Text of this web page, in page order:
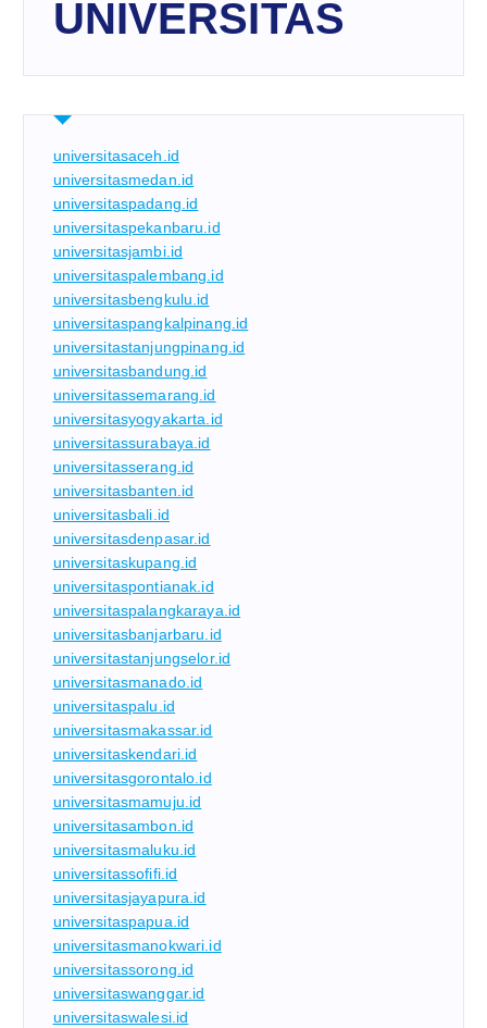
UNIVERSITAS
universitasaceh.id
universitasmedan.id
universitaspadang.id
universitaspekanbaru.id
universitasjambi.id
universitaspalembang.id
universitasbengkulu.id
universitaspangkalpinang.id
universitastanjungpinang.id
universitasbandung.id
universitassemarang.id
universitasyogyakarta.id
universitassurabaya.id
universitasserang.id
universitasbanten.id
universitasbali.id
universitasdenpasar.id
universitaskupang.id
universitaspontianak.id
universitaspalangkaraya.id
universitasbanjarbaru.id
universitastanjungselor.id
universitasmanado.id
universitaspalu.id
universitasmakassar.id
universitaskendari.id
universitasgorontalo.id
universitasmamuju.id
universitasambon.id
universitasmaluku.id
universitassofifi.id
universitasjayapura.id
universitaspapua.id
universitasmanokwari.id
universitassorong.id
universitaswanggar.id
universitaswalesi.id